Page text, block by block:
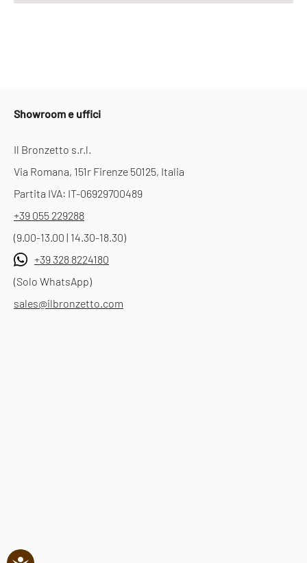
Showroom e uffici
Il Bronzetto s.r.l.
Via Romana, 151r Firenze 50125, Italia
Partita IVA: IT-06929700489
+39 055 229288
(9.00-13.00 | 14.30-18.30)
+39 328 8224180
(Solo WhatsApp)
sales@ilbronzetto.com